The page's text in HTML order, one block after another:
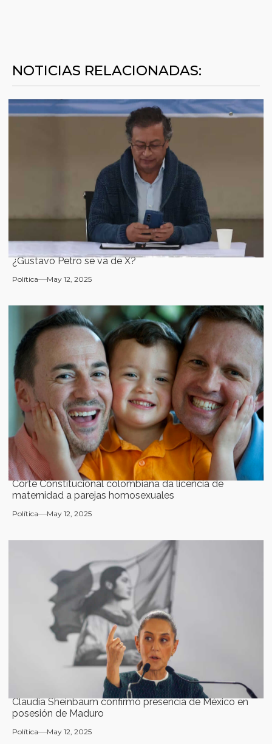
NOTICIAS RELACIONADAS:
¿Gustavo Petro se va de X?
Política May 12, 2025
Corte Constitucional colombiana da licencia de
maternidad a parejas homosexuales
Política May 12, 2025
Claudia Sheinbaum confirmó presencia de México en
posesión de Maduro
Política May 12, 2025